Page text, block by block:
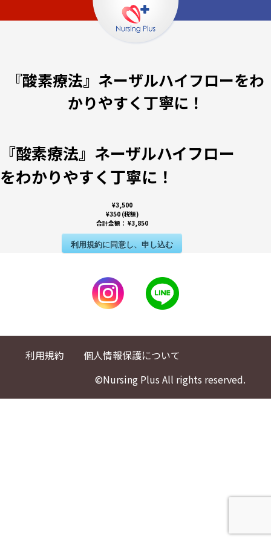
『酸素療法』ネーザルハイフローをわ
かりやすく丁寧に！
『酸素療法』ネーザルハイフロー
をわかりやすく丁寧に！
¥3,500
¥350 (税額)
合計金額： ¥3,850
利用規約に同意し、申し込む
利用規約
個人情報保護について
©Nursing Plus All rights reserved.